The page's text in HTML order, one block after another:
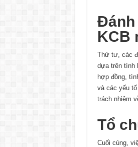
Đánh
KCB
Thứ tư, các
dựa trên tình
hợp đồng,
và các yếu
trách nhiệm
Tổ
Cuối cùng,